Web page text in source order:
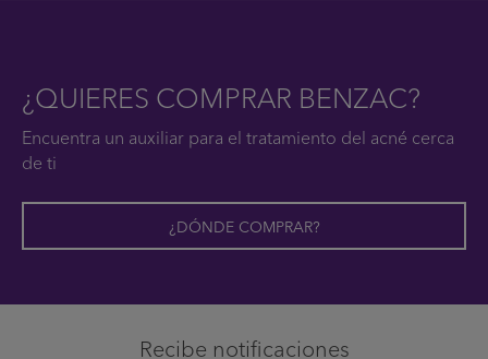
¿QUIERES COMPRAR BENZAC?
Encuentra un auxiliar para el tratamiento del acné cerca
de ti
¿DÓNDE COMPRAR?
Recibe notificaciones